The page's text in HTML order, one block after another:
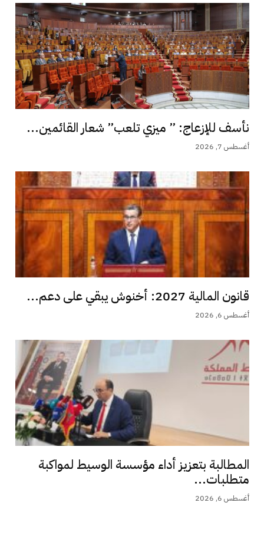
نأسف للإزعاج: ” ميزي تلعب” شعار القائمين...
أغسطس 7, 2026
قانون المالية 2027: أخنوش يبقي على دعم...
أغسطس 6, 2026
المطالبة بتعزيز أداء مؤسسة الوسيط لمواكبة
متطلبات...
أغسطس 6, 2026